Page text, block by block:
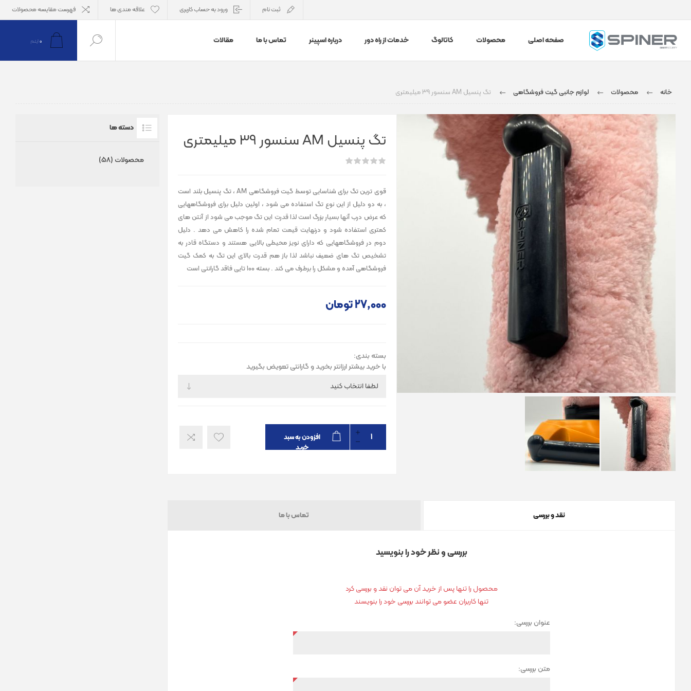
ثبت نام ورود به حساب کاربری علاقه مندی ها فهرست مقایسه محصولات
صفحه اصلی محصولات کاتالوگ خدمات از راه دور درباره اسپینر تماس با ما مقالات 0آیتم
خانه محصولات لوازم جانبی گیت فروشگاهی تگ پنسیل AM سنسور 39 میلیمتری
تگ پنسیل AM سنسور 39 میلیمتری
قوی ترین تگ برای شناسایی توسط گیت فروشگاهی AM ، تگ پنسیل بلند است
، به دو دلیل از این نوع تگ استفاده می شود ، اولین دلیل برای فروشگاههایی
که عرض درب آنها بسیار بزرگ است لذا قدرت این تگ موجب می شود از آنتن های
کمتری استفاده شود و درنهایت قیمت تمام شده را کاهش می دهد . دلیل
دوم در فروشگاههایی که دارای نویز محیطی بالایی هستند و دستگاه قادر به
تشخیص تگ های ضعیف نباشد لذا باز هم قدرت بالای این تگ به کمک گیت
فروشگاهی آمده و مشکل را برطرف می کند . بسته 100 تایی فاقد گارانتی است
27٬000 تومان
بسته بندی:
با خرید بیشتر ارزانتر بخرید و گارانتی تعویض بگیرید
افزودن به سبد
خرید
نقد و بررسی تماس با ما
بررسی و نظر خود را بنویسید
محصول را تنها پس از خرید آن می توان نقد و بررسی کرد
تنها کاربران عضو می توانند بررسی خود را بنویسند
عنوان بررسی:
متن بررسی:
دسته ها
محصولات (58)